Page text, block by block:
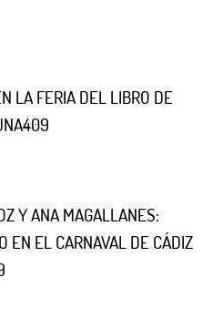
LA FERIA DEL LIBRO DE
Y ANA MAGALLANES:
EN EL CARNAVAL DE CÁDIZ